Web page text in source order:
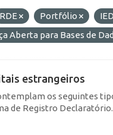
RDE Portfólio
IED
Aberta para Bases de
estrangeiros
os seguintes
de Registro